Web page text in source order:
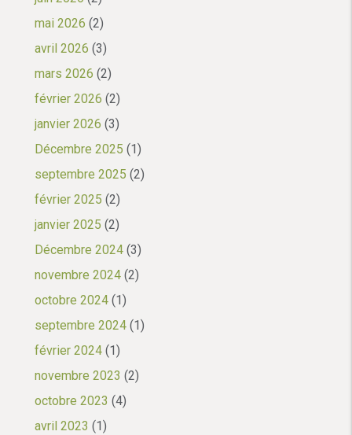
mai 2026 (2)
avril 2026 (3)
mars 2026 (2)
février 2026 (2)
janvier 2026 (3)
Décembre 2025 (1)
septembre 2025 (2)
février 2025 (2)
janvier 2025 (2)
Décembre 2024 (3)
novembre 2024 (2)
octobre 2024 (1)
septembre 2024 (1)
février 2024 (1)
novembre 2023 (2)
octobre 2023 (4)
avril 2023 (1)